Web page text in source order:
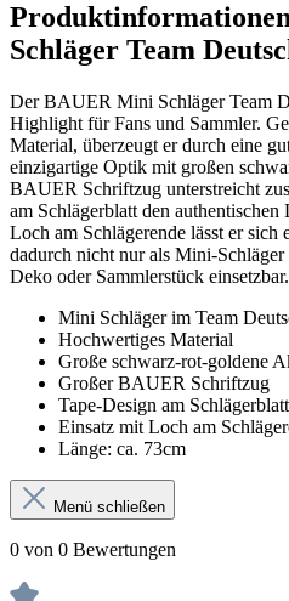
Schläger Team
Der BAUER Mini Schläger Team
Highlight für Fans und Sammler.
Material, überzeugt er durch eine
einzigartige Optik mit großen
BAUER Schriftzug unterstreicht
am Schlägerblatt den
Loch am Schlägerende lässt er sich
dadurch nicht nur als Mini-Schläger
Deko oder Sammlerstück einsetzbar.
Mini Schläger im Team
Hochwertiges Material
Große schwarz-rot-goldene
Großer BAUER Schriftzug
Tape-Design am Schlägerblatt
Einsatz mit Loch am
Länge: ca. 73cm
Menü schließen
0 von 0 Bewertungen